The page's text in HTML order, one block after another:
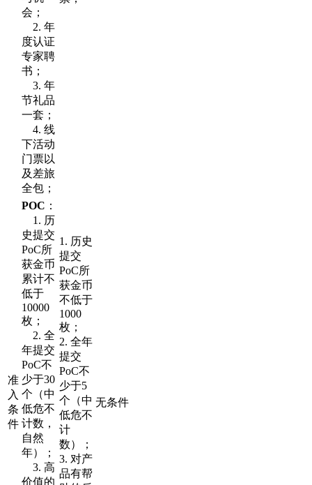
会；
2. 年
度认证
专家聘
书；
3. 年
节礼品
一套；
4. 线
下活动
门票以
及差旅
全包；
准
入
条
件
POC ：
1. 历
史提交
PoC所
获金币
累计不
低于
10000
枚；
2. 全
年提交
PoC不
少于30
个（中
低危不
计数，
自然
年）；
3. 高
价值的
1. 历史
提交
PoC所
获金币
不低于
1000
枚；
2. 全年
提交
PoC不
少于5
个（中
低危不
计
数）；
3. 对产
品有帮
无条件